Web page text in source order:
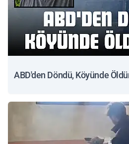
ABD'den Döndü, Köyünde